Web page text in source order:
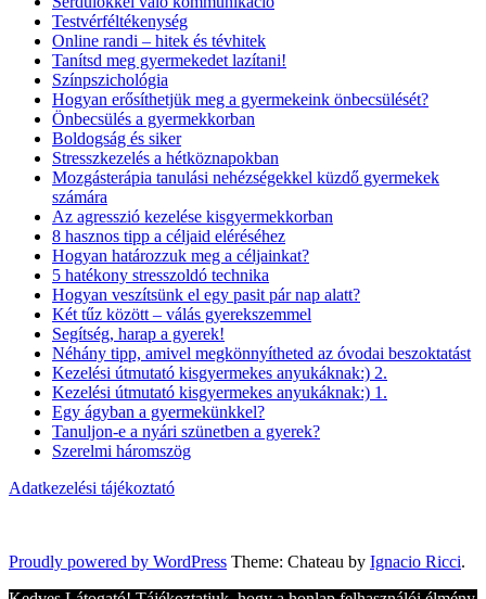
Testvérféltékenység
Online randi – hitek és tévhitek
Tanítsd meg gyermekedet lazítani!
Színpszichológia
Hogyan erősíthetjük meg a gyermekeink önbecsülését?
Önbecsülés a gyermekkorban
Boldogság és siker
Stresszkezelés a hétköznapokban
Mozgásterápia tanulási nehézségekkel küzdő gyermekek
számára
Az agresszió kezelése kisgyermekkorban
8 hasznos tipp a céljaid eléréséhez
Hogyan határozzuk meg a céljainkat?
5 hatékony stresszoldó technika
Hogyan veszítsünk el egy pasit pár nap alatt?
Két tűz között – válás gyerekszemmel
Segítség, harap a gyerek!
Néhány tipp, amivel megkönnyítheted az óvodai beszoktatást
Kezelési útmutató kisgyermekes anyukáknak:) 2.
Kezelési útmutató kisgyermekes anyukáknak:) 1.
Egy ágyban a gyermekünkkel?
Tanuljon-e a nyári szünetben a gyerek?
Szerelmi háromszög
Adatkezelési tájékoztató
Proudly powered by WordPress Theme: Chateau by Ignacio Ricci.